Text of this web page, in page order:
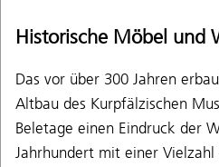
Historische Möbel und
Das vor über 300 Jahren
Altbau des Kurpfälzischen
Beletage einen Eindruck der
Jahrhundert mit einer